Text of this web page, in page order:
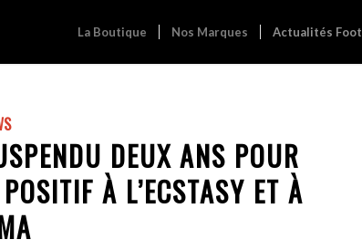
La Boutique Nos Marques Actualités Foot
DEUX ANS POUR
À L’ECSTASY ET À